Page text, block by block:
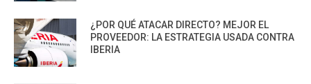
¿POR QUÉ ATACAR DIRECTO? MEJOR EL
PROVEEDOR: LA ESTRATEGIA USADA CONTRA
IBERIA